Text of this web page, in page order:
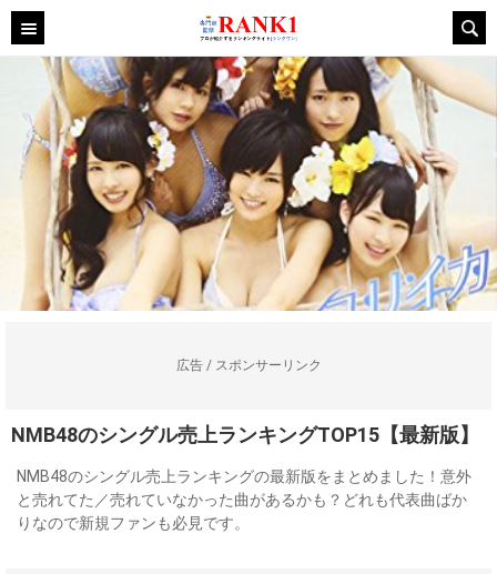
広告 / スポンサーリンク
NMB48のシングル売上ランキングTOP15【最新版】
NMB48のシングル売上ランキングの最新版をまとめました！意外
と売れてた／売れていなかった曲があるかも？どれも代表曲ばか
りなので新規ファンも必見です。